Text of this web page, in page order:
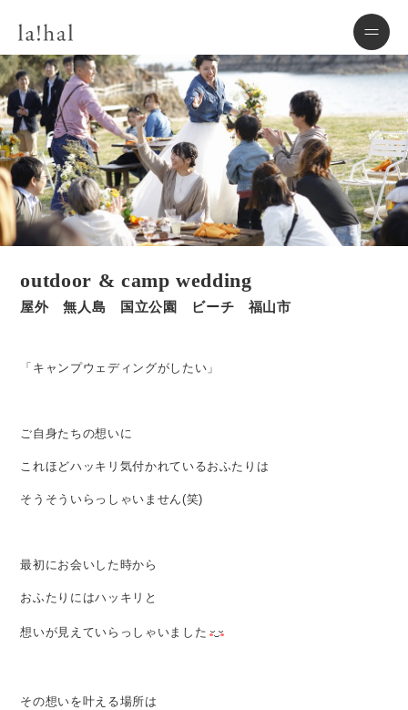
outdoor & camp wedding
屋外 無人島 国立公園 ビーチ 福山市
「キャンプウェディングがしたい」
ご自身たちの想いに
これほどハッキリ気付かれているおふたりは
そうそういらっしゃいません(笑)
最初にお会いした時から
おふたりにはハッキリと
想いが見えていらっしゃいました
その想いを叶える場所は